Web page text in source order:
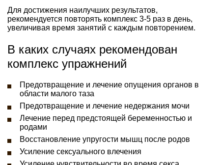
Для достижения наилучших результатов,
рекомендуется повторять комплекс 3-5 раз в день,
увеличивая время занятий с каждым повторением.
В каких случаях рекомендован
комплекс упражнений
Предотвращение и лечение опущения органов в
области малого таза
Предотвращение и лечение недержания мочи
Лечение перед предстоящей беременностью и
родами
Восстановление упругости мышц после родов
Усиление сексуального влечения